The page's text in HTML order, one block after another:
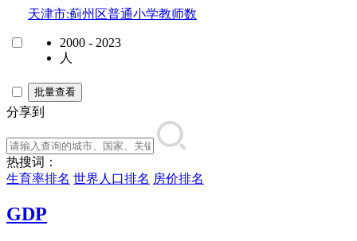
天津市:蓟州区普通小学教师数
2000 - 2023
人
批量查看
分享到
热搜词：
生育率排名 世界人口排名 房价排名
GDP